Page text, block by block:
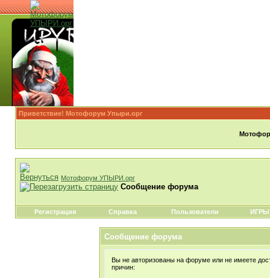
Приветствие! Мотофорум Упыри.орг
Мотофорум УПЫРИ.орг
Сообщение форума
Регистрация Справка Пользователи ИГРЫ
Сообщение форума
Вы не авторизованы на форуме или не имеете
причин: